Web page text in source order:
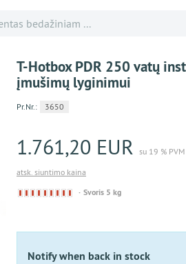
bedažiniam ...
T-Hotbox PDR 250 vatų
įmušimų lyginimui
Pr.Nr.: 3650
1.761,20 EUR su 19 % PVM
atsk. siuntimo kaina
Derzeit nicht lieferbar
Svoris 5 kg
Notify when back in stock